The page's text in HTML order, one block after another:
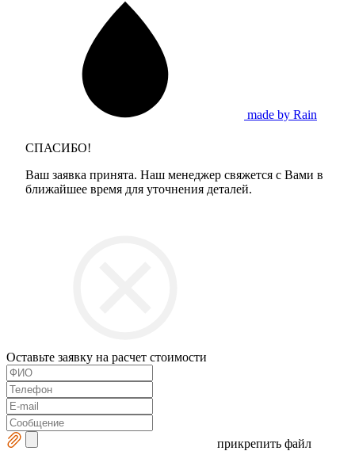
made by Rain
СПАСИБО!
Ваш заявка принята. Наш менеджер свяжется с Вами в
ближайшее время для уточнения деталей.
Оставьте заявку на расчет стоимости
прикрепить файл